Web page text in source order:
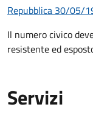
Repubblica 30/05/
Il numero civico
resistente ed
Servizi